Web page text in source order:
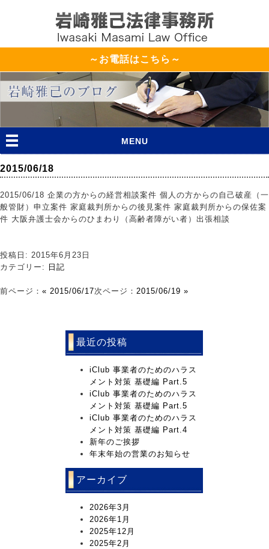
～お電話はこちら～
MENU
2015/06/18
2015/06/18 企業の方からの経営相談案件 個人の方からの自己破産（一
般管財）申立案件 家庭裁判所からの後見案件 家庭裁判所からの保佐案
件 大阪弁護士会からのひまわり（高齢者障がい者）出張相談
投稿日: 2015年6月23日
カテゴリー: 日記
前ページ： « 2015/06/17次ページ： 2015/06/19 »
最近の投稿
iClub 事業者のためのハラス
メント対策 基礎編 Part.5
iClub 事業者のためのハラス
メント対策 基礎編 Part.5
iClub 事業者のためのハラス
メント対策 基礎編 Part.4
新年のご挨拶
年末年始の営業のお知らせ
アーカイブ
2026年3月
2026年1月
2025年12月
2025年2月